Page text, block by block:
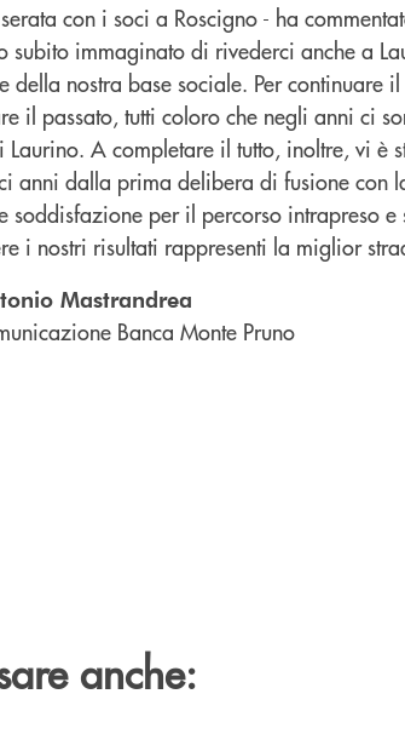
con i soci a Roscigno - ha
subito immaginato di rivederci anche a
della nostra base sociale. Per continuare
il passato, tutti coloro che negli anni ci
A completare il tutto, inoltre, vi è
anni dalla prima delibera di fusione con
soddisfazione per il percorso intrapreso
i nostri risultati rappresenti la miglior
Mastrandrea
Banca Monte Pruno
anche: